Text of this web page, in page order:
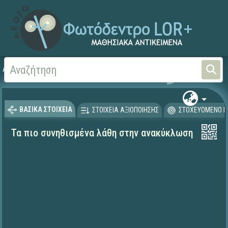
Αρχική Γεωγραφία-Γεωλογία
ΒΑΣΙΚΑ ΣΤΟΙΧΕΙΑ ΣΤΟΙΧΕΙΑ ΑΞΙΟΠΟΙΗΣΗΣ ΣΤΟΧΕΥΟΜΕΝΟ
Τα πιο συνηθισμένα λάθη στην ανακύκλωση